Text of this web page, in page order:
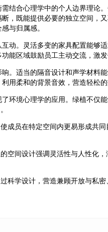
结合心理学中的个人边界理论
，既能提供必要的独立空间，
与归属感。
动。灵活多变的家具配置能够
能区域鼓励员工主动交流，激
。适当的隔音设计和声学材料
用柔和的背景音效，营造轻松
环境心理学的应用。绿植不仅
员在特定空间内更易形成共
空间设计强调灵活性与人性化
科学设计，营造兼顾开放与私